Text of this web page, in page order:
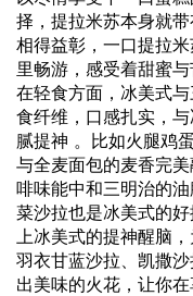
择，提拉米苏本身就
相得益彰，一口提拉
里畅游，感受着甜蜜与
在轻食方面，冰美式
食纤维，口感扎实，
腻提神 。比如火腿鸡
与全麦面包的麦香完
啡味能中和三明治的
菜沙拉也是冰美式的
上冰美式的提神醒脑
羽衣甘蓝沙拉、凯撒
出美味的火花，让你